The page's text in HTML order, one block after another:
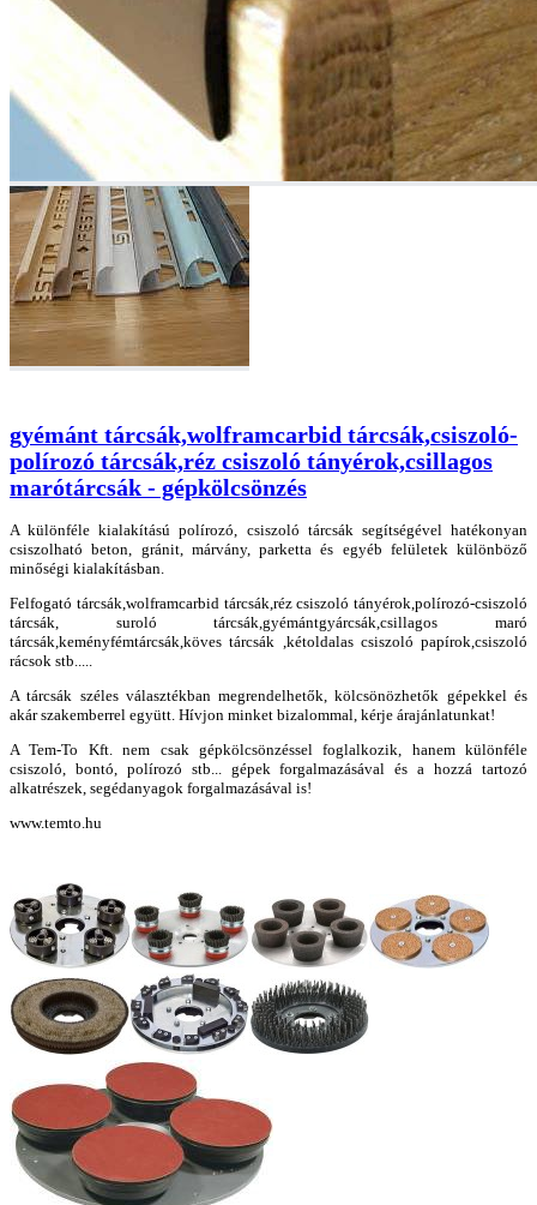
gyémánt tárcsák,wolframcarbid tárcsák,csiszoló-
polírozó tárcsák,réz csiszoló tányérok,csillagos
marótárcsák - gépkölcsönzés
A különféle kialakítású polírozó, csiszoló tárcsák segítségével hatékonyan
csiszolható beton, gránit, márvány, parketta és egyéb felületek különböző
minőségi kialakításban.
Felfogató tárcsák,wolframcarbid tárcsák,réz csiszoló tányérok,polírozó-csiszoló
tárcsák, suroló tárcsák,gyémántgyárcsák,csillagos maró
tárcsák,keményfémtárcsák,köves tárcsák ,kétoldalas csiszoló papírok,csiszoló
rácsok stb.....
A tárcsák széles választékban megrendelhetők, kölcsönözhetők gépekkel és
akár szakemberrel együtt. Hívjon minket bizalommal, kérje árajánlatunkat!
A Tem-To Kft. nem csak gépkölcsönzéssel foglalkozik, hanem különféle
csiszoló, bontó, polírozó stb... gépek forgalmazásával és a hozzá tartozó
alkatrészek, segédanyagok forgalmazásával is!
www.temto.hu